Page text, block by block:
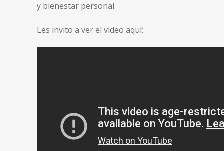
y bienestar personal.
Les invito a ver el video aquí: